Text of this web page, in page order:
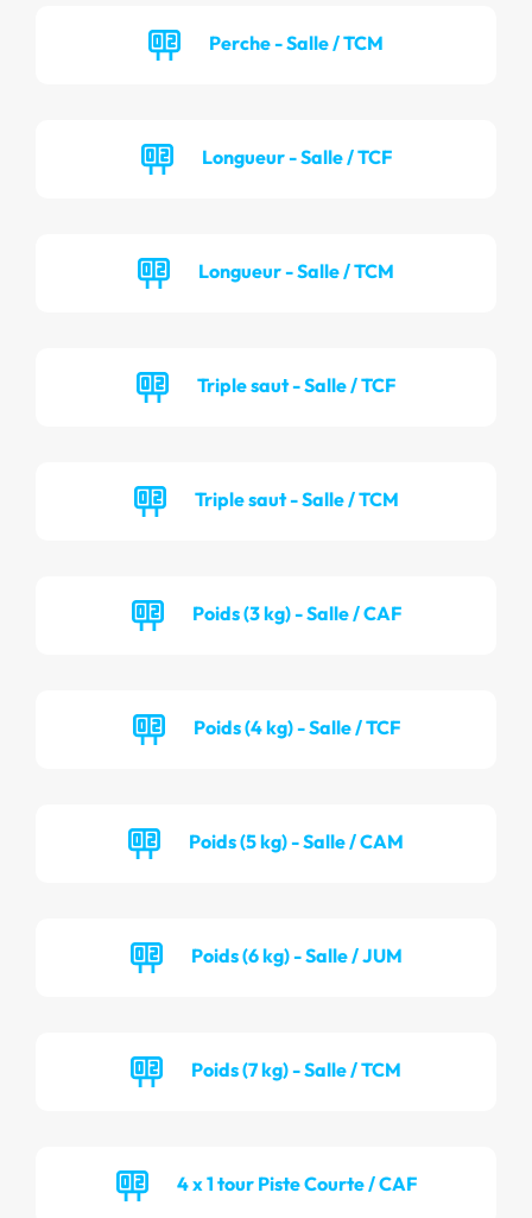
Perche - Salle / TCM
Longueur - Salle / TCF
Longueur - Salle / TCM
Triple saut - Salle / TCF
Triple saut - Salle / TCM
Poids (3 kg) - Salle / CAF
Poids (4 kg) - Salle / TCF
Poids (5 kg) - Salle / CAM
Poids (6 kg) - Salle / JUM
Poids (7 kg) - Salle / TCM
4 x 1 tour Piste Courte / CAF